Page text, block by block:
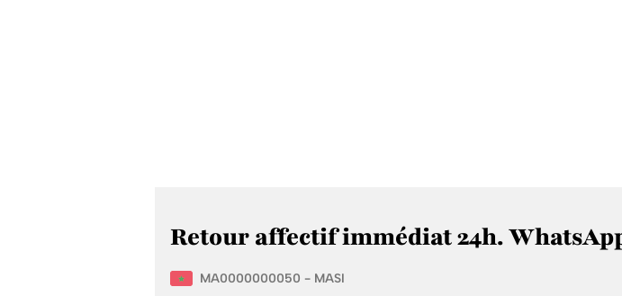
Retour affectif immédiat 24h.
MA0000000050 - MASI